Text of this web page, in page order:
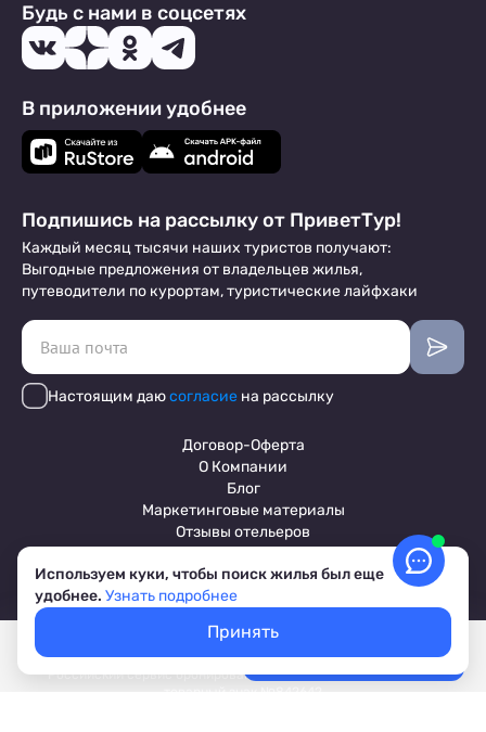
Покажем свободное жилье
Выбрать даты
Будь с нами в соцсетях
В приложении удобнее
Подпишись на рассылку от ПриветТур!
Каждый месяц тысячи наших туристов получают:
Выгодные предложения от владельцев жилья,
путеводители по курортам, туристические лайфхаки
Настоящим даюсогласие на рассылку
Договор-Оферта
О Компании
Блог
Маркетинговые материалы
Отзывы отельеров
© 2017-2026 ПриветТур™
Российский сервис бронирования жилья, официальный сайт,
Пользовательское соглашение
Обработка персональных данных
Условия бронирования объектов
Используем куки, чтобы поиск жилья был еще
удобнее. Узнать подробнее
Принять